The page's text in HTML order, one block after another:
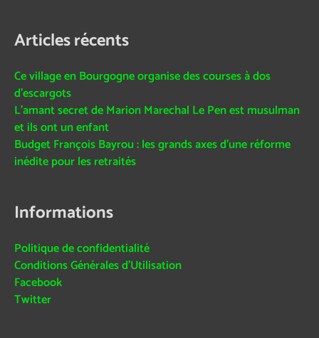
Articles récents
Ce village en Bourgogne organise des courses à dos
d’escargots
L’amant secret de Marion Marechal Le Pen est musulman
et ils ont un enfant
Budget François Bayrou : les grands axes d’une réforme
inédite pour les retraités
Informations
Politique de confidentialité
Conditions Générales d’Utilisation
Facebook
Twitter